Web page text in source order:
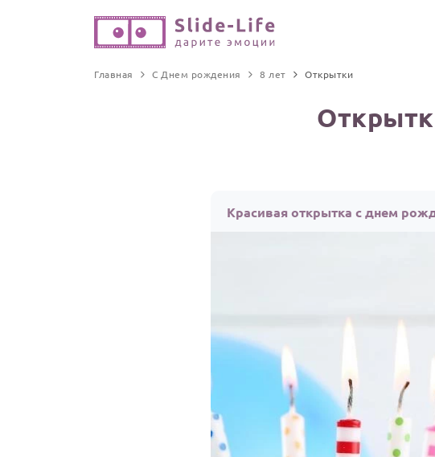
Главная С Днем рождения 8 лет Открытки
Красивая открытка с днем